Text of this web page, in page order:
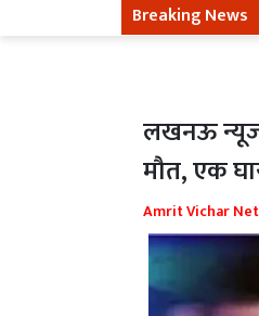
Breaking News
लखनऊ न्यूज
मौत, एक
Amrit Vichar